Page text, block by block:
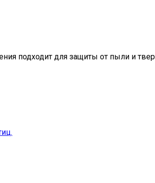
подходит для защиты от пыли и